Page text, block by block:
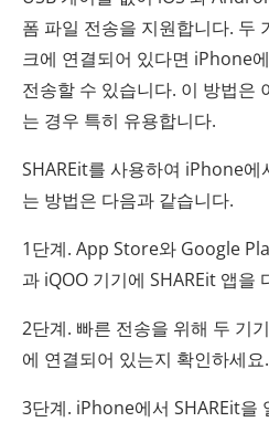
폼 파일 전송을 지원합니다. 두
크에 연결되어 있다면 iPhone
전송할 수 있습니다. 이 방법은
는 경우 특히 유용합니다.
SHAREit를 사용하여 iPhone
는 방법은 다음과 같습니다.
1단계. App Store와 Google
과 iQOO 기기에 SHAREit 앱을
2단계. 빠른 전송을 위해 두 기
에 연결되어 있는지 확인하세요.
3단계. iPhone에서 SHAREit을